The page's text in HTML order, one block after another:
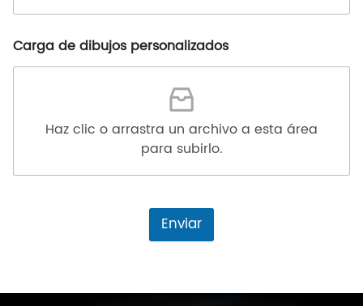
Carga de dibujos personalizados
Haz clic o arrastra un archivo a esta área
para subirlo.
Enviar